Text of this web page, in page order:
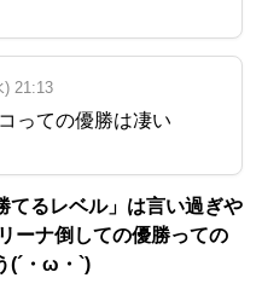
) 21:13
っての優勝は凄い
るレベル」は言い過ぎや
ーナ倒しての優勝っての
(´・ω・`)